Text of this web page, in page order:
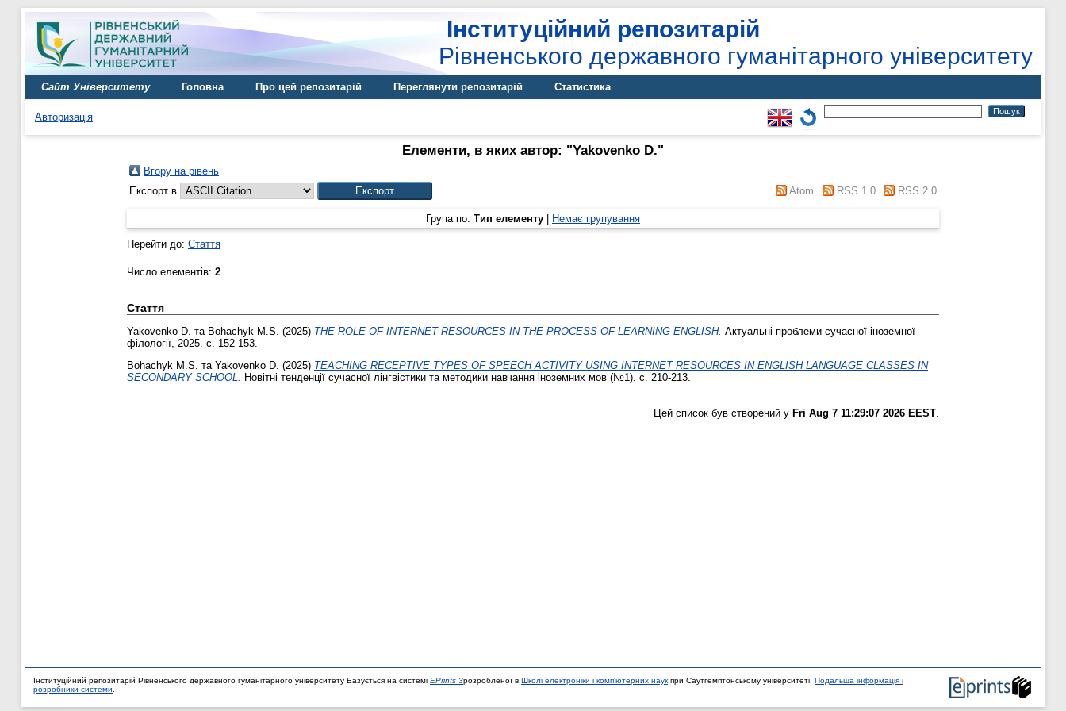
Інституційний репозитарій
Рівненського державного гуманітарного університету
Сайт Університету Головна Про цей репозитарій Переглянути репозитарій Статистика
Авторизація
Елементи, в яких автор: "Yakovenko D."
Вгору на рівень
Експорт в
Atom RSS 1.0 RSS 2.0
Група по: Тип елементу Немає групування
Перейти до: Стаття
Число елементів: 2.
Стаття
Yakovenko D. та Bohachyk M.S. (2025) THE ROLE OF INTERNET RESOURCES IN THE PROCESS OF LEARNING ENGLISH. Актуальні проблеми сучасної іноземної
філології, 2025. с. 152-153.
Bohachyk M.S. та Yakovenko D. (2025) TEACHING RECEPTIVE TYPES OF SPEECH ACTIVITY USING INTERNET RESOURCES IN ENGLISH LANGUAGE CLASSES IN
SECONDARY SCHOOL.
Новітні тенденції сучасної лінгвістики та методики навчання іноземних мов (№1). с. 210-213.
Цей список був створений у Fri Aug 7 11:29:07 2026 EEST
Інституційний репозитарій Рівненського державного гуманітарного університету Базується на системі EPrints 3розробленої в Школі електроніки і комп'ютерних наук при Саутгемптонському університеті. Подальша інформація і
розробники системи